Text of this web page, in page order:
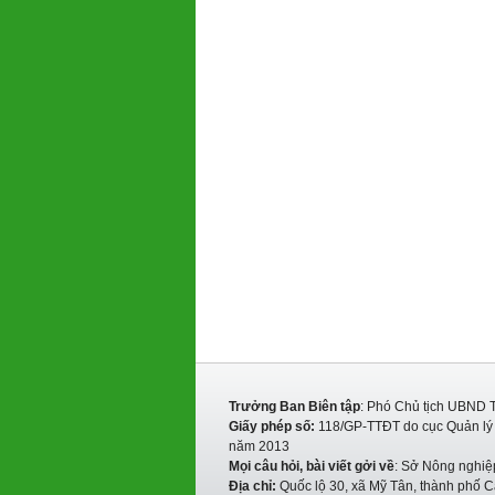
Trưởng Ban Biên tập: Phó Chủ tịch UBND
Giấy phép số: 118/GP-TTĐT do cục Quản
năm 2013
Mọi câu hỏi, bài viết gởi về: Sở Nông
Địa chỉ: Quốc lộ 30, xã Mỹ Tân, thành phố